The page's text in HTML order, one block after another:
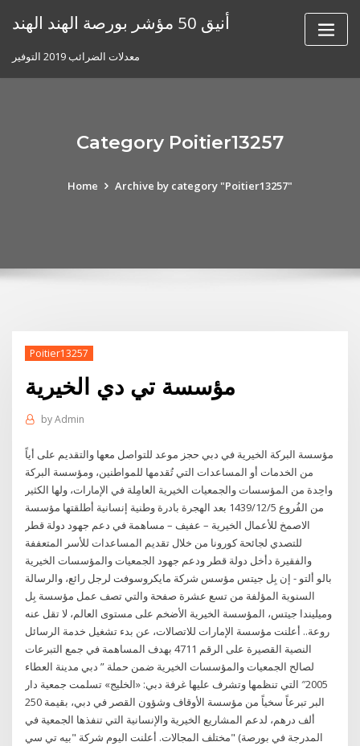
أنيق 50 مؤشر بورصة الهند الهند
معدلات الضرائب 2019 التوفير
Category Poitier13257
Home Archive by category "Poitier13257"
Poitier13257
مؤسسة تي دي الخيرية
byAdmin
مؤسسة البركة الخيرية في دبي حجز موعد للتواصل معها والتقديم على أياً
من الخدمات أو المساعدات التي تُقدمها للمواطنين، ومؤسسة البركة
واحِدة من المؤسسات والجمعيات الخيرية العامِلة في الإمارات، ولها الكثير
من الفُروع 5‏‏/12‏‏/1439 بعد الهجرة بادرة وطنية إنسانية أطلقتها مؤسسة
الاصمخ للأعمال الخيرية – عفيف – مساهمة في دعم جهود دولة قطر
للتصدي لجائحة كورونا من خلال تقديم المساعدات للأسر المتعففة
والفقيرة دأخل دولة قطر ودعم جهود الجمعيات والمؤسسات الخيرية
بالو ألتو - إن بِل جيتس مؤسس شركة مايكروسوفت لرجل رائع، والرسالة
السنوية المؤلفة من تسع عشرة صفحة والتي تصف عمل مؤسسة بِل
وميليندا جيتس، المؤسسة الخيرية الأضخم على مستوى العالم، لا تقل عنه
روعة.. أعلنت مؤسسة الإمارات للاتصالات، عن بدء تشغيل خدمة الرسائل
النصية القصيرة على الرقم 4711 بهدف المساهمة في جمع التبرعات
لصالح الجمعيات والمؤسسات الخيرية ضمن حملة ” دبي مدينة العطاء
2005″ التي تنظمها وتشرف عليها غرفة دبي: «الخليج» تسلمت جمعية دار
البر تبرعاً سخياً من مؤسسة الأوقاف وشؤون القصر في دبي، بقيمة 250
ألف درهم، لدعم المشاريع الخيرية والإنسانية التي تنفذها الجمعية في
مختلف المجالات. أعلنت اليوم شركة "بيه تي سي" (المدرجة في بورصة